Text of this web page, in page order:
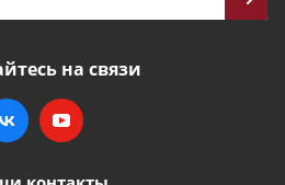
на связи